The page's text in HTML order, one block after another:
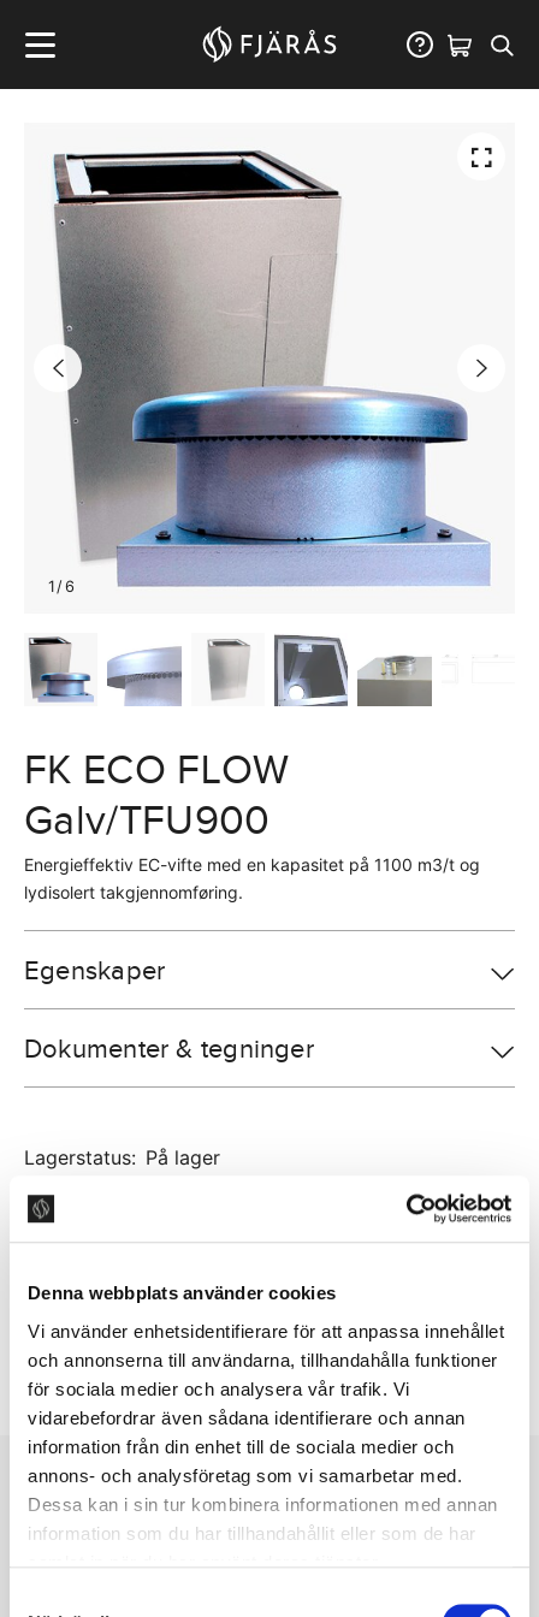
Denna webbplats använder cookies
Vi använder enhetsidentifierare för att anpassa innehållet
och annonserna till användarna, tillhandahålla funktioner
för sociala medier och analysera vår trafik. Vi
vidarebefordrar även sådana identifierare och annan
information från din enhet till de sociala medier och
annons- och analysföretag som vi samarbetar med.
Dessa kan i sin tur kombinera informationen med annan
information som du har tillhandahållit eller som de har
1/6
FK ECO FLOW
Galv/TFU900
Energieffektiv EC-vifte med en kapasitet på 1100 m3/t og
lydisolert takgjennomføring.
Egenskaper
Dokumenter & tegninger
Lagerstatus: På lager
Artikkelnummer
NYHETSBREV
Følg oss for inspirasjon, nyheter